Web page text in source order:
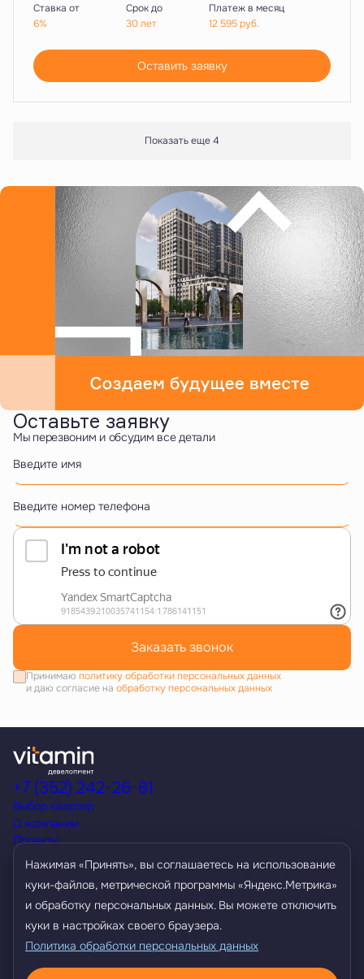
Ставка от
6%
Срок до
30 лет
Платеж в месяц
12 595руб.
Оставить заявку
Показать еще 4
Оставьте заявку
Мы перезвоним и обсудим все детали
Введите имя
Введите номер телефона
Заказать звонок
Принимаю политику обработки персональных данных
и даю согласие на обработку персональных данных
Выбор квартир
О компании
Проекты
Акции
Способы покупки
Условия кредитования
Контакты
Агентам
+7 (352) 242-26-81
Нажимая «Принять», вы соглашаетесь на использование
куки-файлов, метрической программы «Яндекс.Метрика»
и обработку персональных данных. Вы можете отключить
куки в настройках своего браузера.
Политика обработки персональных данных